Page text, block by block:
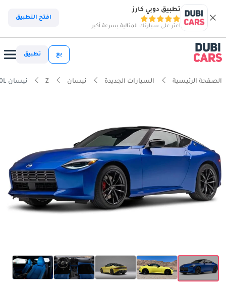
تطبيق دوبي كارز
اعثر على سيارتك المثالية بسرعة أكبر
افتح التطبيق
بع تطبيق
الصفحة الرئيسية السيارات الجديدة نيسان Z نيسان Z MT Performance 3.0L